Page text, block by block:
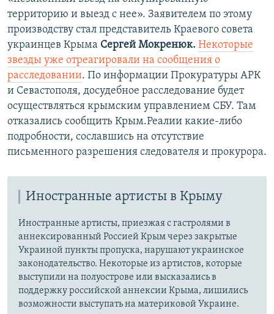
территорию и выезд с нее». Заявителем по этому
производству стал представитель Краевого совета
украинцев Крыма Сергей Мокренюк. Некоторые
звезды уже отреагировали на сообщения о
расследовании. По информации Прокуратуры АРК
и Севастополя, досудебное расследование будет
осуществляться крымским управлением СБУ. Там
отказались сообщить Крым.Реалии какие-либо
подробности, сославшись на отсутствие
письменного разрешения следователя и прокурора.
Иностранные артисты в Крыму
Иностранные артисты, приезжая с гастролями в
аннексированный Россией Крым через закрытые
Украиной пункты пропуска, нарушают украинское
законодательство. Некоторые из артистов, которые
выступили на полуострове или высказались в
поддержку российской аннексии Крыма, лишились
возможности выступать на материковой Украине.